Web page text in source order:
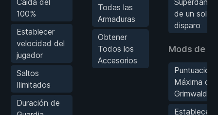
Caída del
100%
Establecer
velocidad del
jugador
Saltos
Ilimitados
Duración de
Todas las
Armaduras
Obtener
Todos los
Accesorios
de un solo
disparo
Mods de
Puntuación
Máxima de
Grimwald
Establecer